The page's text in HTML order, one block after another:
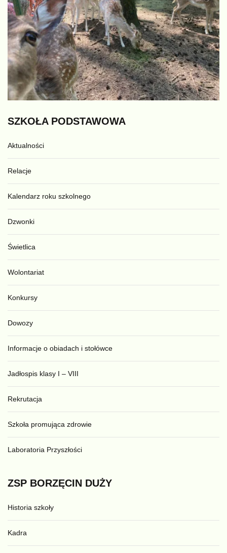
SZKOŁA PODSTAWOWA
Aktualności
Relacje
Kalendarz roku szkolnego
Dzwonki
Świetlica
Wolontariat
Konkursy
Dowozy
Informacje o obiadach i stołówce
Jadłospis klasy I – VIII
Rekrutacja
Szkoła promująca zdrowie
Laboratoria Przyszłości
ZSP BORZĘCIN DUŻY
Historia szkoły
Kadra